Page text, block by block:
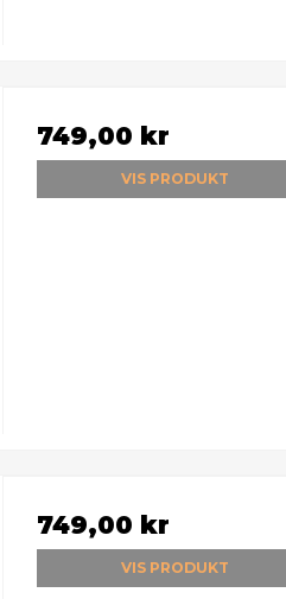
749,00 kr
VIS PRODUKT
749,00 kr
VIS PRODUKT